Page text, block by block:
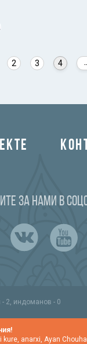
2 3 4
за нами в
- 2, индоманов - 0
kure, anarxi, Ayan